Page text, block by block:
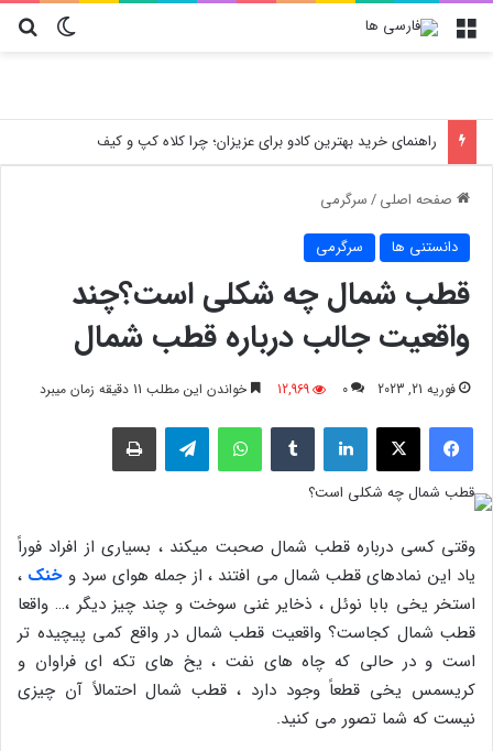
تغییر منو
راهنمای خرید بهترین کادو برای عزیزان؛ چرا کلاه کپ و کیف
صفحه اصلی/سرگرمی
دانستنی ها سرگرمی
قطب شمال چه شکلی است؟چند
واقعیت جالب درباره قطب شمال
فوریه 21, 2023 0
12,969 خواندن این مطلب 11 دقیقه زمان میبرد
فیسبوک لینکدین واتس آپ
وقتی کسی درباره قطب شمال صحبت میکند ، بسیاری از افراد فوراً
یاد این نمادهای قطب شمال می افتند ، از جمله هوای سرد وخنک ،
استخر یخی بابا نوئل ، ذخایر غنی سوخت و چند چیز دیگر ،… واقعا
قطب شمال کجاست؟ واقعیت قطب شمال در واقع کمی پیچیده تر
است و در حالی که چاه های نفت ، یخ های تکه ای فراوان و
کریسمس یخی قطعاً وجود دارد ، قطب شمال احتمالاً آن چیزی
نیست که شما تصور می کنید.